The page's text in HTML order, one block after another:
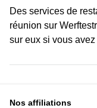
Des services de
réunion sur
sur eux si vous avez
Nos affiliations